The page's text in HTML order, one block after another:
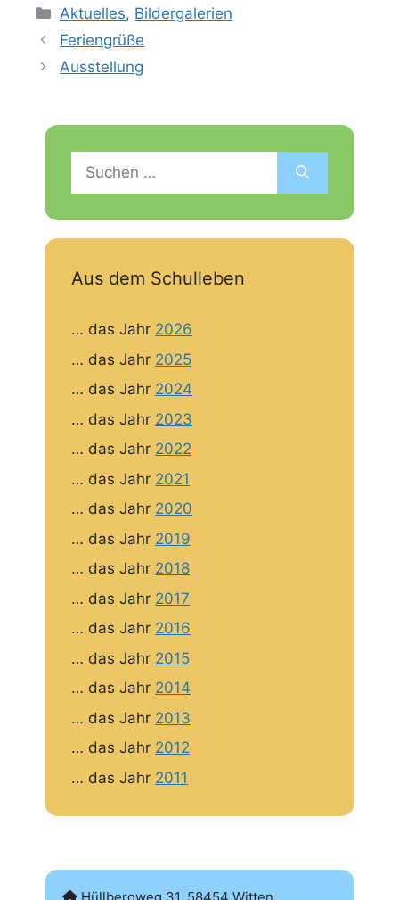
Kategorien
Aktuelles, Bildergalerien
Feriengrüße
Ausstellung
Suchen
nach:
Aus dem Schulleben
… das Jahr 2026
… das Jahr 2025
… das Jahr 2024
… das Jahr 2023
… das Jahr 2022
… das Jahr 2021
… das Jahr 2020
… das Jahr 2019
… das Jahr 2018
… das Jahr 2017
… das Jahr 2016
… das Jahr 2015
… das Jahr 2014
… das Jahr 2013
… das Jahr 2012
… das Jahr 2011
Hüllbergweg 31, 58454 Witten